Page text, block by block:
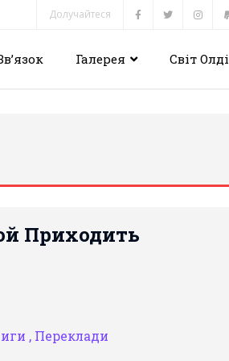
Долучайтеся
Галерея Світ Олді
Приходить
, Переклади